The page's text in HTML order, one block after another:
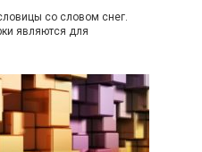
со словом снег.
являются для